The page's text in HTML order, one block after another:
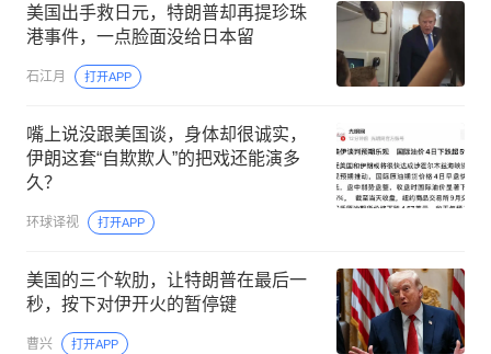
美国出手救日元，特朗普却再提珍珠
港事件，一点脸面没给日本留
石江月 打开APP
嘴上说没跟美国谈，身体却很诚实，
伊朗这套“自欺欺人”的把戏还能演多
久？
环球译视 打开APP
美国的三个软肋，让特朗普在最后一
秒，按下对伊开火的暂停键
曹兴 打开APP